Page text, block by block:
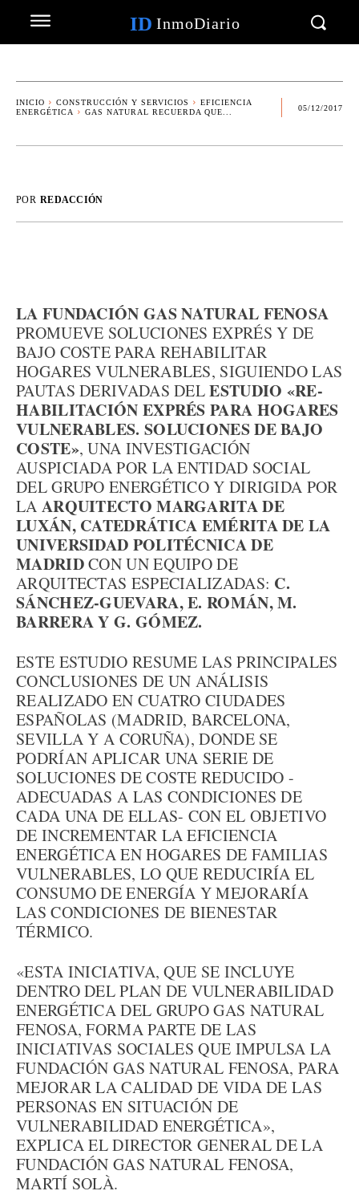
ID InmoDiario
INICIO CONSTRUCCIÓN Y SERVICIOS
EFICIENCIA
ENERGÉTICA
GAS NATURAL RECUERDA QUE...
05/12/2017
POR REDACCIÓN
LA FUNDACIÓN GAS NATURAL FENOSA
PROMUEVE SOLUCIONES EXPRÉS Y DE
BAJO COSTE PARA REHABILITAR
HOGARES VULNERABLES, SIGUIENDO LAS
PAUTAS DERIVADAS DELESTUDIO «RE-
HABILITACIÓN EXPRÉS PARA HOGARES
VULNERABLES. SOLUCIONES DE BAJO
COSTE», UNA INVESTIGACIÓN
AUSPICIADA POR LA ENTIDAD SOCIAL
DEL GRUPO ENERGÉTICO Y DIRIGIDA POR
LA ARQUITECTO MARGARITA DE
LUXÁN, CATEDRÁTICA EMÉRITA DE LA
UNIVERSIDAD POLITÉCNICA DE
MADRIDCON UN EQUIPO DE
ARQUITECTAS ESPECIALIZADAS: C.
SÁNCHEZ-GUEVARA, E. ROMÁN, M.
BARRERA Y G. GÓMEZ.
ESTE ESTUDIO RESUME LAS PRINCIPALES
CONCLUSIONES DE UN ANÁLISIS
REALIZADO EN CUATRO CIUDADES
ESPAÑOLAS (MADRID, BARCELONA,
SEVILLA Y A CORUÑA), DONDE SE
PODRÍAN APLICAR UNA SERIE DE
SOLUCIONES DE COSTE REDUCIDO -
ADECUADAS A LAS CONDICIONES DE
CADA UNA DE ELLAS- CON EL OBJETIVO
DE INCREMENTAR LA EFICIENCIA
ENERGÉTICA EN HOGARES DE FAMILIAS
VULNERABLES, LO QUE REDUCIRÍA EL
CONSUMO DE ENERGÍA Y MEJORARÍA
LAS CONDICIONES DE BIENESTAR
TÉRMICO.
«ESTA INICIATIVA, QUE SE INCLUYE
DENTRO DEL PLAN DE VULNERABILIDAD
ENERGÉTICA DEL GRUPO GAS NATURAL
FENOSA, FORMA PARTE DE LAS
INICIATIVAS SOCIALES QUE IMPULSA LA
FUNDACIÓN GAS NATURAL FENOSA, PARA
MEJORAR LA CALIDAD DE VIDA DE LAS
PERSONAS EN SITUACIÓN DE
VULNERABILIDAD ENERGÉTICA»,
EXPLICA EL DIRECTOR GENERAL DE LA
FUNDACIÓN GAS NATURAL FENOSA,
MARTÍ SOLÀ.